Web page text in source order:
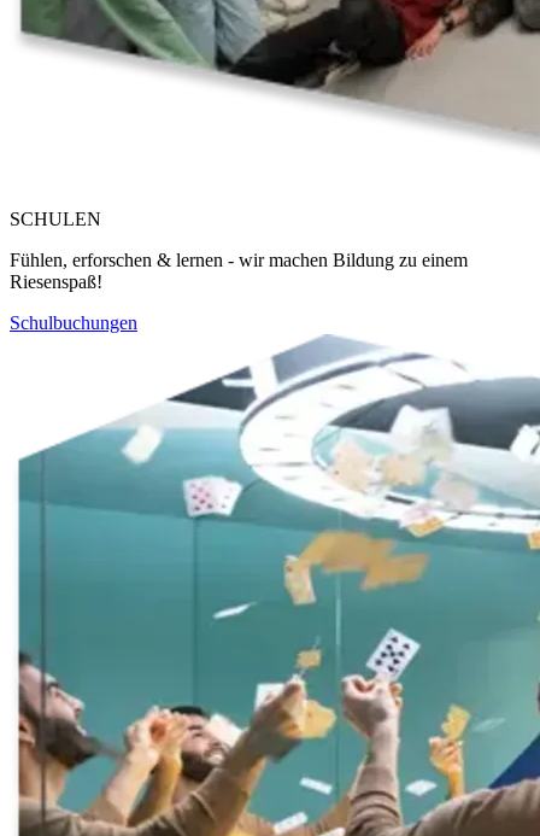
SCHULEN
Fühlen, erforschen & lernen - wir machen Bildung zu einem
Riesenspaß!
Schulbuchungen